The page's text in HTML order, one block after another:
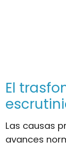
El
Las causas
avances